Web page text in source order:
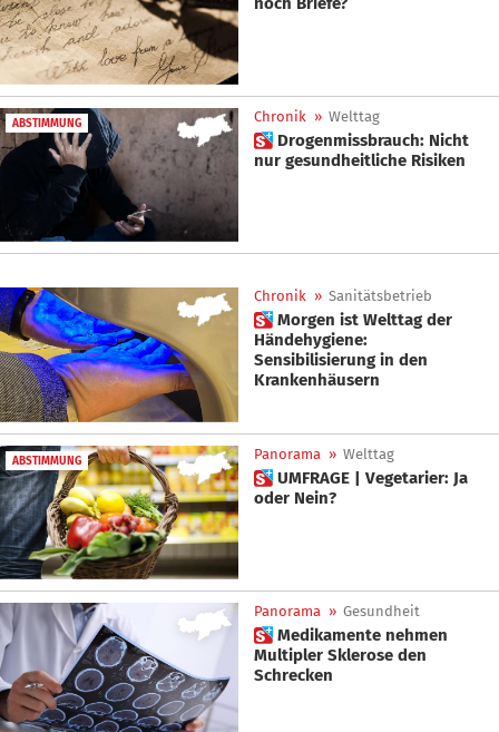
ABSTIMMUNG Chronik » Welttag
 Drogenmissbrauch: Nicht
nur gesundheitliche Risiken
Chronik » Sanitätsbetrieb
 Morgen ist Welttag der
Händehygiene:
Sensibilisierung in den
Krankenhäusern
ABSTIMMUNG Panorama » Welttag
 UMFRAGE | Vegetarier: Ja
oder Nein?
Panorama » Gesundheit
 Medikamente nehmen
Multipler Sklerose den
Schrecken